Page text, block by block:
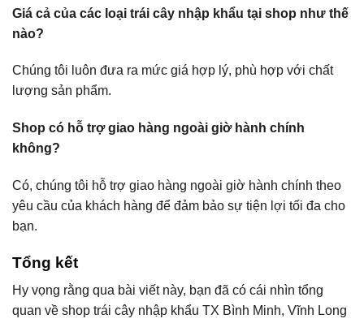
Giá cả của các loại trái cây nhập khẩu tại shop như thế
nào?
Chúng tôi luôn đưa ra mức giá hợp lý, phù hợp với chất
lượng sản phẩm.
Shop có hỗ trợ giao hàng ngoài giờ hành chính
không?
Có, chúng tôi hỗ trợ giao hàng ngoài giờ hành chính theo
yêu cầu của khách hàng để đảm bảo sự tiện lợi tối đa cho
bạn.
Tổng kết
Hy vọng rằng qua bài viết này, bạn đã có cái nhìn tổng
quan về shop trái cây nhập khẩu TX Bình Minh, Vĩnh Long